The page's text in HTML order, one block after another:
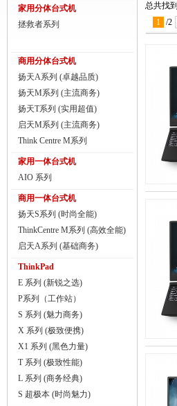
联想服务器
家用分体台式机
拯救者系列
商用分体台式机
扬天A系列 (卓越品质)
扬天M系列 (主流商务)
扬天T系列 (实用超值)
启天M系列 (主流商务)
Think Centre M系列
家用一体台式机
AIO 系列
商用一体台式机
扬天S系列 (时尚全能)
ThinkCentre M系列 (高效全能)
启天A系列 (基础商务)
ThinkPad
E 系列 (新锐之选)
P系列（工作站）
S 系列 (魅力商务)
X 系列 (极致便携)
X1 系列 (黑色力量)
T 系列 (极致性能)
L 系列 (商务经典)
S 超极本 (时尚魅力)
总共找到
1 /2